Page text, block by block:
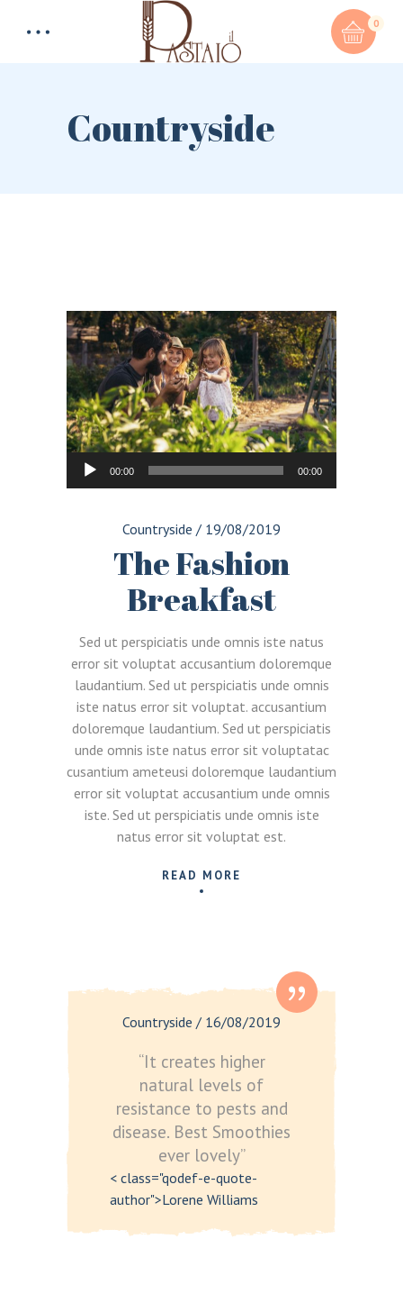
0
Countryside
Reproductor
de
00:00 00:00
Countryside / 19/08/2019
The Fashion
Breakfast
Sed ut perspiciatis unde omnis iste natus
error sit voluptat accusantium doloremque
laudantium. Sed ut perspiciatis unde omnis
iste natus error sit voluptat. accusantium
doloremque laudantium. Sed ut perspiciatis
unde omnis iste natus error sit voluptatac
cusantium ameteusi doloremque laudantium
error sit voluptat accusantium unde omnis
iste. Sed ut perspiciatis unde omnis iste
natus error sit voluptat est.
READ MORE
Countryside / 16/08/2019
“It creates higher
natural levels of
resistance to pests and
disease. Best Smoothies
ever lovely”
< class="qodef-e-quote-
author">Lorene Williams